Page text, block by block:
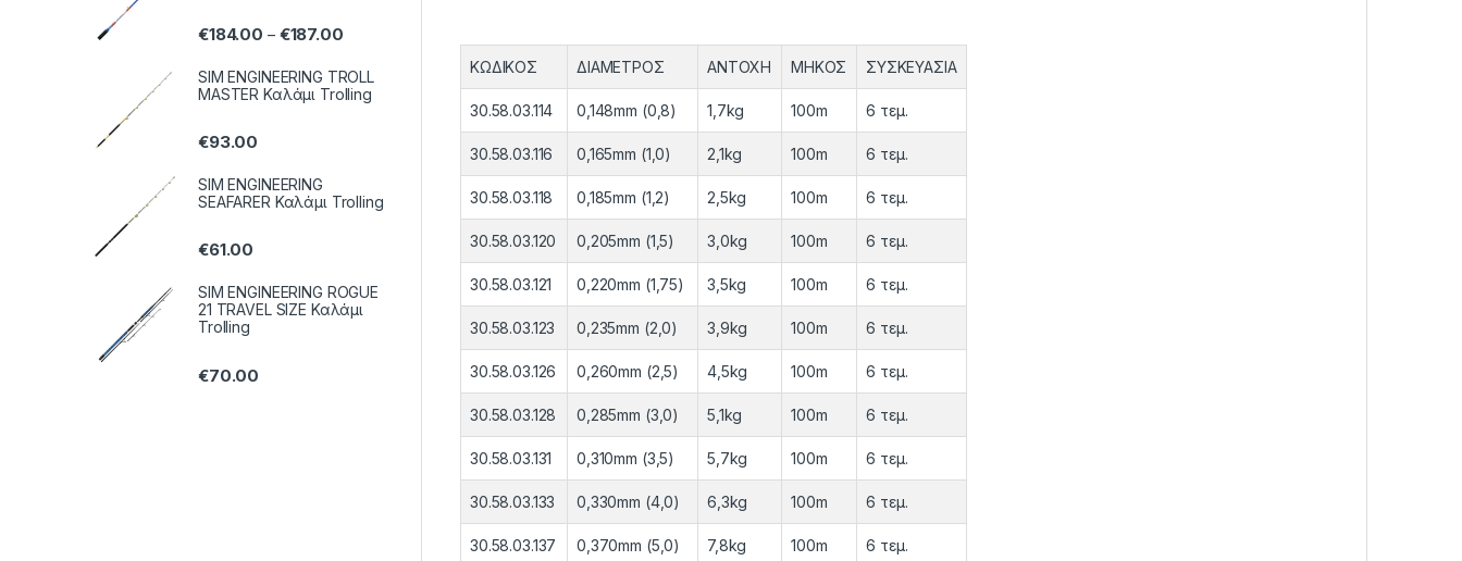
ΚΩΔΙΚΟΣ ΔΙΑΜΕΤΡΟΣ ΑΝΤΟΧΗ ΜΗΚΟΣ ΣΥΣΚΕΥΑΣΙΑ
30.58.03.114 0,148mm (0,8) 1,7kg 100m 6 τεμ.
30.58.03.116 0,165mm (1,0) 2,1kg 100m 6 τεμ.
30.58.03.118 0,185mm (1,2) 2,5kg 100m 6 τεμ.
30.58.03.120 0,205mm (1,5) 3,0kg 100m 6 τεμ.
30.58.03.121 0,220mm (1,75) 3,5kg 100m 6 τεμ.
30.58.03.123 0,235mm (2,0) 3,9kg 100m 6 τεμ.
30.58.03.126 0,260mm (2,5) 4,5kg 100m 6 τεμ.
30.58.03.128 0,285mm (3,0) 5,1kg 100m 6 τεμ.
30.58.03.131 0,310mm (3,5) 5,7kg 100m 6 τεμ.
30.58.03.133 0,330mm (4,0) 6,3kg 100m 6 τεμ.
30.58.03.137 0,370mm (5,0) 7,8kg 100m 6 τεμ.
€184.00 – €187.00
SIM ENGINEERING TROLL
MASTER Καλάμι Trolling
€93.00
SIM ENGINEERING
SEAFARER Καλάμι Trolling
€61.00
SIM ENGINEERING ROGUE
21 TRAVEL SIZE Καλάμι
Trolling
€70.00